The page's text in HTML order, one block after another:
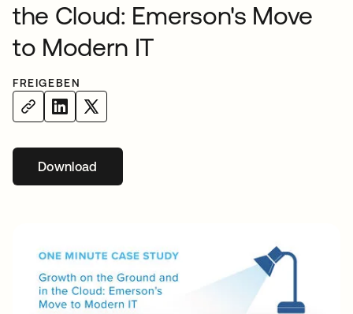
the Cloud: Emerson's Move
to Modern IT
FREIGEBEN
Download